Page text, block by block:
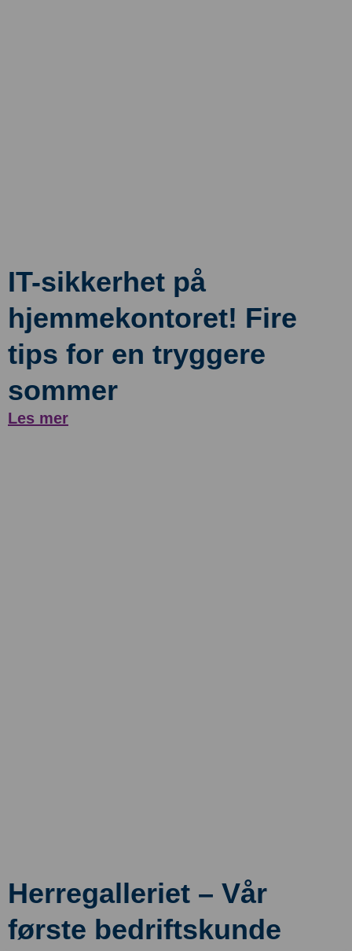
IT-sikkerhet på
hjemmekontoret! Fire
tips for en tryggere
sommer
Les mer
Herregalleriet – Vår
første bedriftskunde